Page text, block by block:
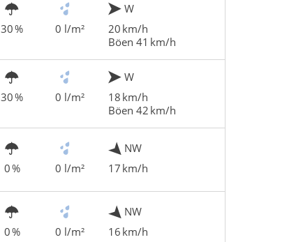
30 % 0 l/m²
W
20 km/h
Böen 41 km/h
30 % 0 l/m²
W
18 km/h
Böen 42 km/h
0 % 0 l/m²
NW
17 km/h
0 % 0 l/m²
NW
16 km/h